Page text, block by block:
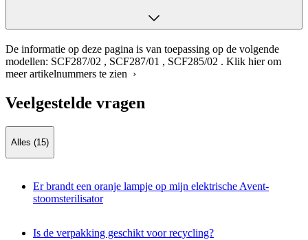
De informatie op deze pagina is van toepassing op de volgende
modellen: SCF287/02 , SCF287/01 , SCF285/02 . Klik hier om
meer artikelnummers te zien ›
Veelgestelde vragen
Alles (15)
Er brandt een oranje lampje op mijn elektrische Avent-
stoomsterilisator
Is de verpakking geschikt voor recycling?